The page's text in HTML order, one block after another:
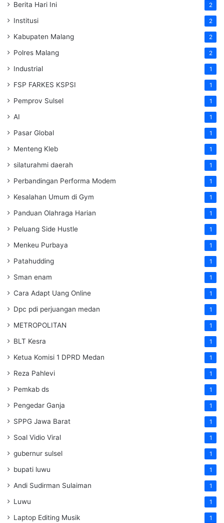
Berita Hari Ini 2
Institusi 2
Kabupaten Malang 2
Polres Malang 2
Industrial 1
FSP FARKES KSPSI 1
Pemprov Sulsel 1
AI 1
Pasar Global 1
Menteng Kleb 1
silaturahmi daerah 1
Perbandingan Performa Modem 1
Kesalahan Umum di Gym 1
Panduan Olahraga Harian 1
Peluang Side Hustle 1
Menkeu Purbaya 1
Patahudding 1
Sman enam 1
Cara Adapt Uang Online 1
Dpc pdi perjuangan medan 1
METROPOLITAN 1
BLT Kesra 1
Ketua Komisi 1 DPRD Medan 1
Reza Pahlevi 1
Pemkab ds 1
Pengedar Ganja 1
SPPG Jawa Barat 1
Soal Vidio Viral 1
gubernur sulsel 1
bupati luwu 1
Andi Sudirman Sulaiman 1
Luwu 1
Laptop Editing Musik 1